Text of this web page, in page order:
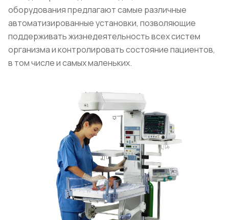
оборудования предлагают самые различные
автоматизированные установки, позволяющие
поддерживать жизнедеятельность всех систем
организма и контролировать состояние пациентов,
в том числе и самых маленьких.